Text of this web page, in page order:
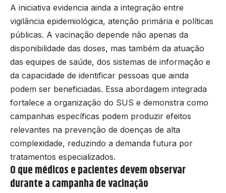
A iniciativa evidencia ainda a integração entre
vigilância epidemiológica, atenção primária e políticas
públicas. A vacinação depende não apenas da
disponibilidade das doses, mas também da atuação
das equipes de saúde, dos sistemas de informação e
da capacidade de identificar pessoas que ainda
podem ser beneficiadas. Essa abordagem integrada
fortalece a organização do SUS e demonstra como
campanhas específicas podem produzir efeitos
relevantes na prevenção de doenças de alta
complexidade, reduzindo a demanda futura por
tratamentos especializados.
O que médicos e pacientes devem observar
durante a campanha de vacinação